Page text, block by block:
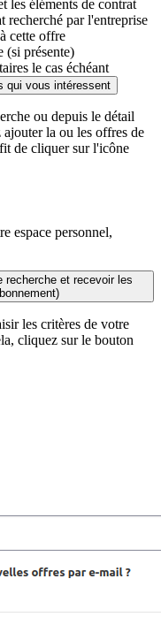
les éléments de contrat
recherché par l'entreprise
cette offre
(si présente)
le cas échéant
qui vous intéressent
ou depuis le détail
la ou les offres de
de cliquer sur l'icône
espace personnel,
recherche et recevoir les
les critères de votre
cliquez sur le bouton